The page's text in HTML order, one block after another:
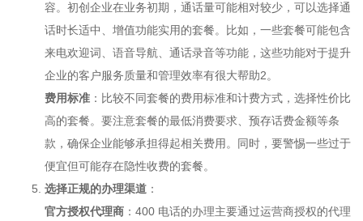
容。初创企业在业务初期，通话量可能相对较少，可以选择通
话时长适中、增值功能实用的套餐。比如，一些套餐可能包含
来电欢迎词、语音导航、通话录音等功能，这些功能对于提升
企业的客户服务质量和管理效率有很大帮助2。
费用标准 ：比较不同套餐的费用标准和计费方式，选择性价比
高的套餐。要注意套餐的最低消费要求、预存话费金额等条
款，确保企业能够承担得起相关费用。同时，要警惕一些过于
便宜但可能存在隐性收费的套餐。
选择正规的办理渠道 ：
官方授权代理商 ：400 电话的办理主要通过运营商授权的代理